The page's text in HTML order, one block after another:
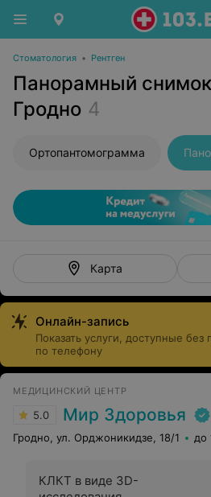
Стоматология • Рентген
Панорамный
Гродно 4
Ортопантомограмма
Карта
Онлайн-запись
Показать услуги, доступные
по телефону
МЕДИЦИНСКИЙ ЦЕНТР
5.0 Мир Здоровья
Гродно, ул. Орджоникидзе, 18/1 до
КЛКТ в виде 3D-